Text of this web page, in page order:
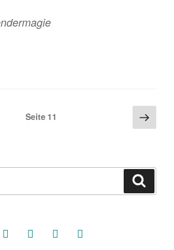
Seite 11
Seite
mastodoninstagramthreads goodreads